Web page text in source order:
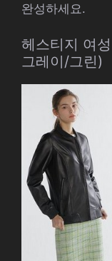
완성하세요.
헤스티지 여
그레이/그린)